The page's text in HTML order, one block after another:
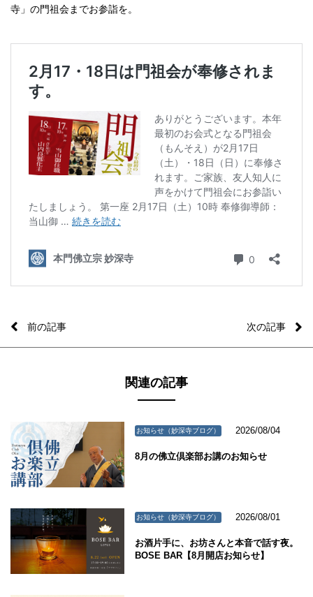
寺」の門祖会までお参詣を。
前の記事 次の記事
関連の記事
お知らせ（妙深寺ブログ） 2026/08/04
8月の佛立倶楽部お講のお知らせ
お知らせ（妙深寺ブログ） 2026/08/01
お酒片手に、お坊さんと本音で話す夜。
BOSE BAR【8月開店お知らせ】